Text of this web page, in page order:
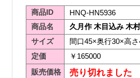
商品ID
HNQ-HN5936
商品名
久月作 木目込み 木
サイズ
間口45×奥行30×高
定価
￥165000
販売価格
売り切れました